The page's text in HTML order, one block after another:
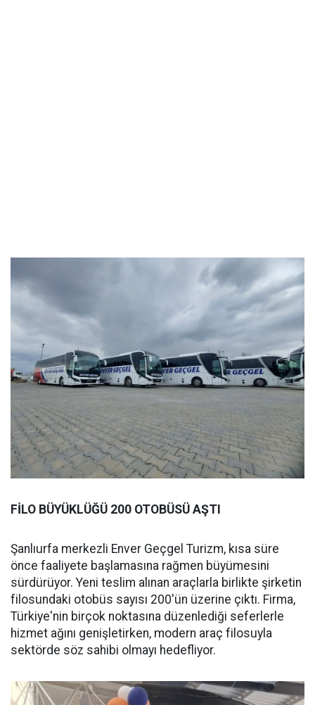
FİLO BÜYÜKLÜĞÜ 200 OTOBÜSÜ AŞTI
Şanlıurfa merkezli Enver Geçgel Turizm, kısa süre
önce faaliyete başlamasına rağmen büyümesini
sürdürüyor. Yeni teslim alınan araçlarla birlikte şirketin
filosundaki otobüs sayısı 200'ün üzerine çıktı. Firma,
Türkiye'nin birçok noktasına düzenlediği seferlerle
hizmet ağını genişletirken, modern araç filosuyla
sektörde söz sahibi olmayı hedefliyor.